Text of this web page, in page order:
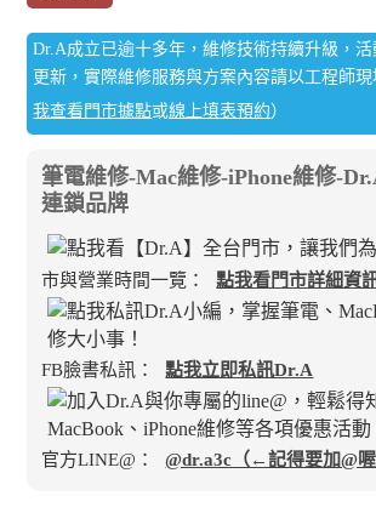
Dr.A成立已逾十多年，維修技術持續升級，
更新，實際維修服務與方案內容請以工程師
我查看門市據點或線上填表預約）
筆電維修-Mac維修-iPhone維修-
連鎖品牌
市與營業時間一覽：
點我看門市詳細資
FB臉書私訊： 點我立即私訊Dr.A
官方LINE@： @dr.a3c（←記得要加@喔